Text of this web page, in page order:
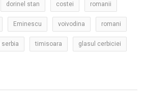
dorinel stan costei romanii
Eminescu voivodina romani
timisoara glasul cerbiciei